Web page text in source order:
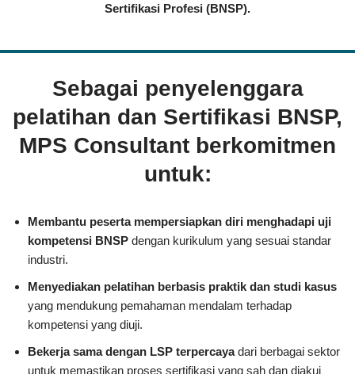
Sertifikasi Profesi (BNSP).
Sebagai penyelenggara
pelatihan dan Sertifikasi BNSP,
MPS Consultant berkomitmen
untuk:
Membantu peserta mempersiapkan diri menghadapi uji
kompetensi BNSP dengan kurikulum yang sesuai standar
industri.
Menyediakan pelatihan berbasis praktik dan studi kasus
yang mendukung pemahaman mendalam terhadap
kompetensi yang diuji.
Bekerja sama dengan LSP terpercayadari berbagai sektor
untuk memastikan proses sertifikasi yang sah dan diakui